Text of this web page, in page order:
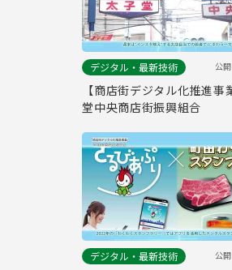
デジタル・最新技術
公
【商店街デジタル化推進事
堂中央商店街振興組合
デジタル・最新技術
公